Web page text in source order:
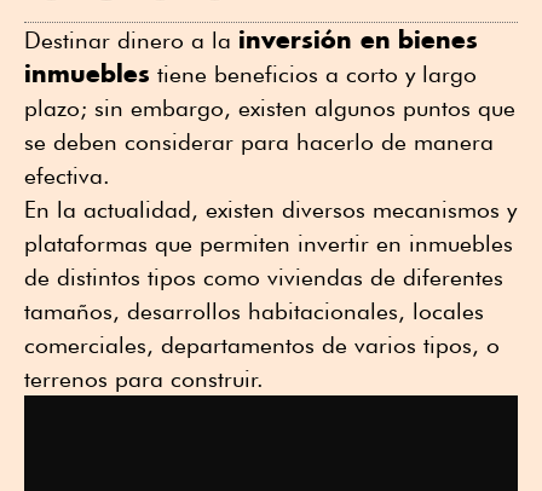
Destinar dinero a la inversión en bienes
inmuebles tiene beneficios a corto y largo
plazo; sin embargo, existen algunos puntos que
se deben considerar para hacerlo de manera
efectiva.
En la actualidad, existen diversos mecanismos y
plataformas que permiten invertir en inmuebles
de distintos tipos como viviendas de diferentes
tamaños, desarrollos habitacionales, locales
comerciales, departamentos de varios tipos, o
terrenos para construir.